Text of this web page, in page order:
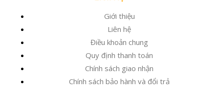
Giới thiệu
Liên hệ
Điều khoản chung
Quy định thanh toán
Chính sách giao nhận
Chính sách bảo hành và đổi trả